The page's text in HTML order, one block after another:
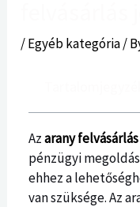
/Egyéb kategória/
Azarany felvásárlás
pénzügyi
ehhez a
van szüksége. Az